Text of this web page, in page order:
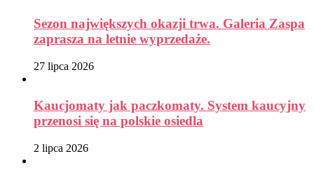
Sezon największych okazji trwa. Galeria Zaspa
zaprasza na letnie wyprzedaże.
27 lipca 2026
Kaucjomaty jak paczkomaty. System kaucyjny
przenosi się na polskie osiedla
2 lipca 2026